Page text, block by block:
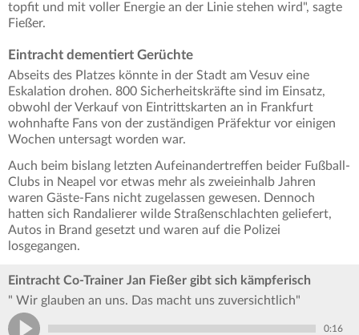
topfit und mit voller Energie an der Linie stehen wird", sagte
Fießer.
Eintracht dementiert Gerüchte
Abseits des Platzes könnte in der Stadt am Vesuv eine
Eskalation drohen. 800 Sicherheitskräfte sind im Einsatz,
obwohl der Verkauf von Eintrittskarten an in Frankfurt
wohnhafte Fans von der zuständigen Präfektur vor einigen
Wochen untersagt worden war.
Auch beim bislang letzten Aufeinandertreffen beider Fußball-
Clubs in Neapel vor etwas mehr als zweieinhalb Jahren
waren Gäste-Fans nicht zugelassen gewesen. Dennoch
hatten sich Randalierer wilde Straßenschlachten geliefert,
Autos in Brand gesetzt und waren auf die Polizei
losgegangen.
Eintracht Co-Trainer Jan Fießer gibt sich kämpferisch
" Wir glauben an uns. Das macht uns zuversichtlich"
0:16